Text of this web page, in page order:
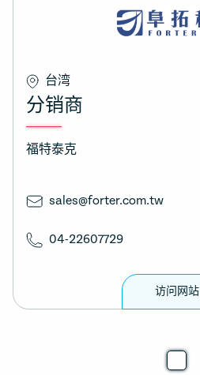
台湾
分销商
福特泰克
sales@forter.com.tw
04-22607729
访问网站